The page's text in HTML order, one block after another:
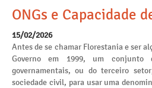
ONGs e Capacidade
15/02/2026
Antes de se chamar Florestania e ser
Governo em 1999, um conjunto
governamentais, ou do terceiro
sociedade civil, para usar uma